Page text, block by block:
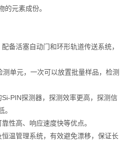
的元素成份。
配备活塞自动门和环形轨道传送系统，
测单元，一次可以放置批量样品，检测
Si-PIN探测器，探测效率更高，探测信
。
靠性高、响应速度快等优点。
恒温管理系统，有效避免漂移，保证长